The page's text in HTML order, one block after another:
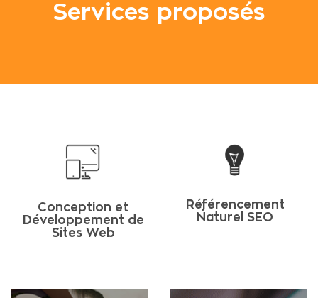
Services proposés
Conception et
Développement de
Sites Web
Référencement
Naturel SEO